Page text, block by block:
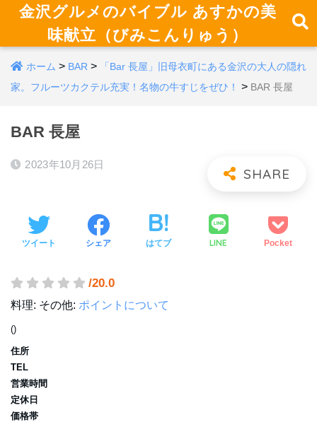
金沢グルメのバイブル あすかの美
味献立（びみこんりゅう）
ホーム > BAR >
「Bar 長屋」旧母衣町にある金沢の大人の隠れ
家。フルーツカクテル充実！名物の牛すじをぜひ！
> BAR 長屋
BAR 長屋
2023年10月26日
ツイート シェア はてブ LINE Pocket
/20.0
料理: その他: ポイントについて
()
住所
TEL
営業時間
定休日
価格帯